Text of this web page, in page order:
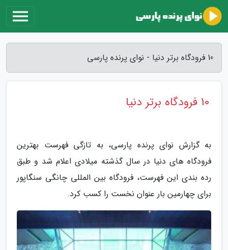
10 فرودگاه برتر دنیا - نوای پرنده پارسی
10 فرودگاه برتر دنیا
به گزارش نوای پرنده پارسی، به تازگی فهرست بهترین
فرودگاه های دنیا در سال گذشته میلادی اعلام شد و طبق
رده بندی این فهرست، فرودگاه بین المللی چانگی سنگاپور
برای چهارمین بار عنوان نخست را کسب کرد.